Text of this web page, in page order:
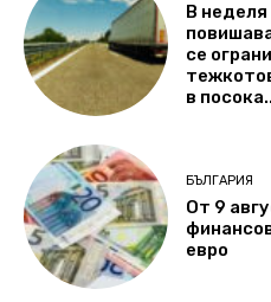
В неделя
се
в
БЪЛГАРИЯ
От 9
евро